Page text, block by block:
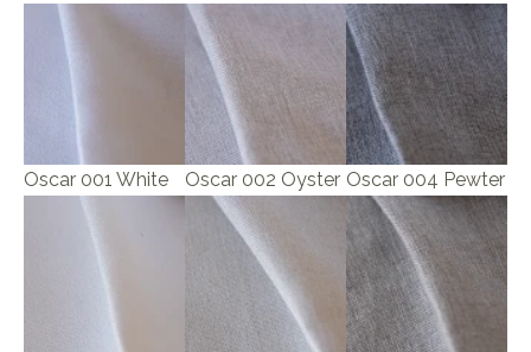
Oscar 001 White Oscar 002 Oyster Oscar 004 Pewter